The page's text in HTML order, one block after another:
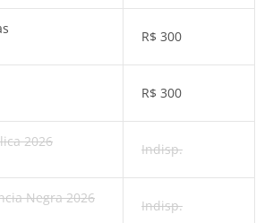
R$ 300
R$ 300
2026 Indisp.
Negra 2026 Indisp.